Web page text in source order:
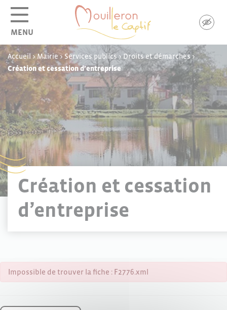
MENU
Accueil >Mairie> Services publics>Droits et démarches>
Création et cessation d’entreprise
Création et cessation
d’entreprise
Impossible de trouver la fiche : F2776.xml
Panneau de gestion des cookies